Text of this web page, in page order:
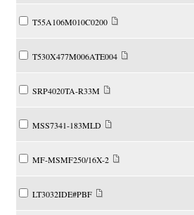
T55A106M010C0200
T530X477M006ATE004
SRP4020TA-R33M
MSS7341-183MLD
MF-MSMF250/16X-2
LT3032IDE#PBF